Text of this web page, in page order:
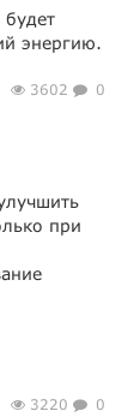
энергию.
3602 0
при
3220 0